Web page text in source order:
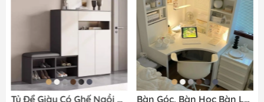
Khách hàng tham khảo kĩ thông tin về sản phẩm trước
khi đặt và nhận hàng củaYapi
Tủ Để Giày Có Ghế Ngồi Bọc Nệm 140x35x100cm Yapi-322
Bàn Góc, Bàn Học Bàn Làm Việc Đa Năng 100x100x142cm Có Kệ Để Đồ Siêu Tiện Dụng Yapi-418